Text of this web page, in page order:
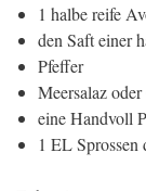
1 halbe reife
den Saft einer
Pfeffer
Meersalaz
eine Handvoll
1 EL Sprossen